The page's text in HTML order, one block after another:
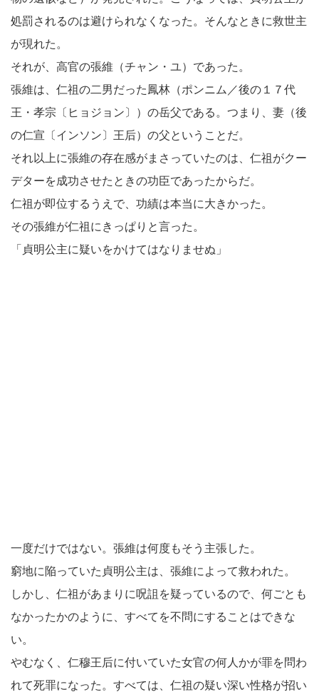
処罰されるのは避けられなくなった。そんなときに救世主
が現れた。
それが、高官の張維（チャン・ユ）であった。
張維は、仁祖の二男だった鳳林（ポンニム／後の１７代
王・孝宗〔ヒョジョン〕）の岳父である。つまり、妻（後
の仁宣〔インソン〕王后）の父ということだ。
それ以上に張維の存在感がまさっていたのは、仁祖がクー
デターを成功させたときの功臣であったからだ。
仁祖が即位するうえで、功績は本当に大きかった。
その張維が仁祖にきっぱりと言った。
「貞明公主に疑いをかけてはなりませぬ」
一度だけではない。張維は何度もそう主張した。
窮地に陥っていた貞明公主は、張維によって救われた。
しかし、仁祖があまりに呪詛を疑っているので、何ごとも
なかったかのように、すべてを不問にすることはできな
い。
やむなく、仁穆王后に付いていた女官の何人かが罪を問わ
れて死罪になった。すべては、仁祖の疑い深い性格が招い